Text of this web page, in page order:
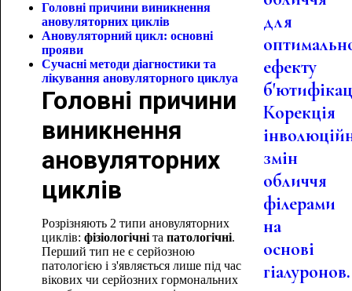
Головні причини виникнення
ановуляторних циклів
Ановуляторний цикл: основні
прояви
Сучасні методи діагностики та
лікування ановуляторного циклуа
Головні причини
виникнення
ановуляторних
циклів
Розрізняють 2 типи ановуляторних
циклів: фізіологічніта патологічні.
Перший тип не є серйозною
патологією і з'являється лише під час
вікових чи серйозних гормональних
для
ефекту
Корекція
змін
обличчя
філерами
на
основі